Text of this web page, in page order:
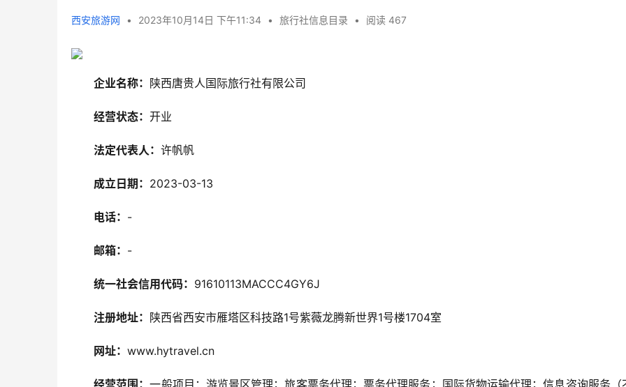
西安旅游网 • 2023年10月14日 下午11:34 • 旅行社信息目录 • 阅读 467
企业名称： 陕西唐贵人国际旅行社有限公司
经营状态： 开业
法定代表人： 许帆帆
成立日期： 2023-03-13
电话： -
邮箱： -
统一社会信用代码： 91610113MACCC4GY6J
注册地址： 陕西省西安市雁塔区科技路1号紫薇龙腾新世界1号楼1704室
网址： www.hytravel.cn
经营范围：一般项目：游览景区管理；旅客票务代理；票务代理服务；国际货物运输代理；信息咨询服务（